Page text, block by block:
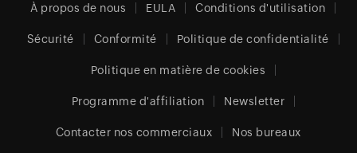
À propos de nous EULA Conditions d'utilisation
Sécurité Conformité Politique de confidentialité
Politique en matière de cookies
Programme d'affiliation Newsletter
Contacter nos commerciaux Nos bureaux